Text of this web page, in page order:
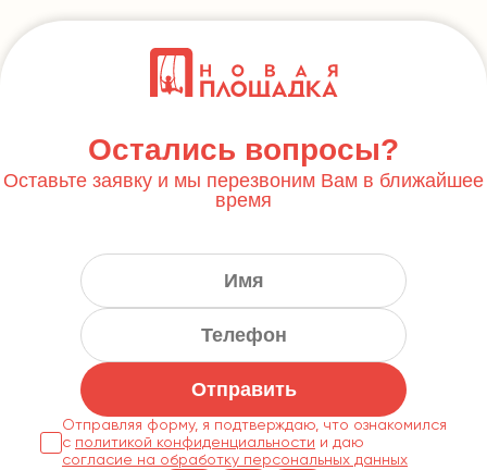
Остались вопросы?
Оставьте заявку и мы перезвоним Вам в ближайшее
время
Отправить
Отправляя форму, я подтверждаю, что ознакомился
с политикой конфиденциальности
согласие на обработку персональных данных